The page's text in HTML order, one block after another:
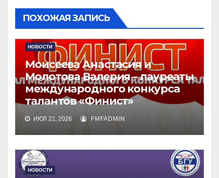
ПОХОЖАЯ ЗАПИСЬ
НОВОСТИ
Моисеева Анастасия и
Молотова Валерия – лауреаты
международного конкурса
талантов «Финист»
ИЮЛ 22, 2026 FMFADMIN
НОВОСТИ